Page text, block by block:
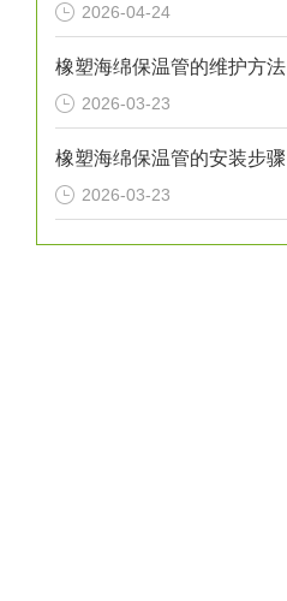
2026-04-24
橡塑海绵保温管的维护方法
2026-03-23
橡塑海绵保温管的安装步骤
2026-03-23